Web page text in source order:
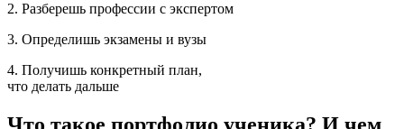
2. Разберешь профессии с экспертом
3. Определишь экзамены и вузы
4. Получишь конкретный план,
что делать дальше